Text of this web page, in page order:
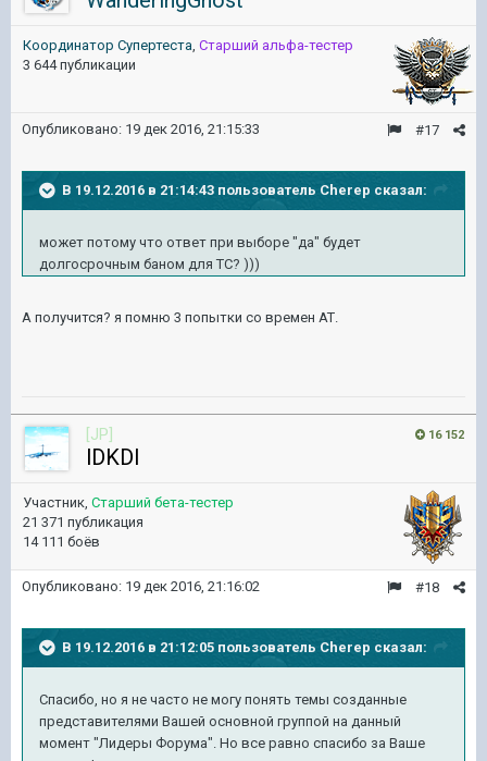
Координатор Cупертеста, Старший альфа-тестер
3 644 публикации
#17
Опубликовано: 19 дек 2016, 21:15:33
В 19.12.2016 в 21:14:43 пользователь Cherep сказал:
может потому что ответ при выборе "да" будет
долгосрочным баном для ТС? )))
А получится? я помню 3 попытки со времен АТ.
16 152
[JP]
lDKDl
Участник, Старший бета-тестер
21 371 публикация
14 111 боёв
#18
Опубликовано: 19 дек 2016, 21:16:02
В 19.12.2016 в 21:12:05 пользователь Cherep сказал:
Спасибо, но я не часто не могу понять темы созданные
представителями Вашей основной группой на данный
момент "Лидеры Форума". Но все равно спасибо за Ваше